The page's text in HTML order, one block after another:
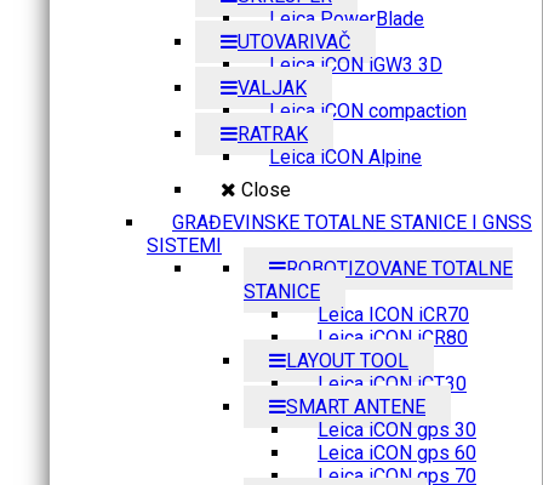
Leica PowerBlade
UTOVARIVAČ
Leica iCON iGW3 3D
VALJAK
Leica iCON compaction
RATRAK
Leica iCON Alpine
Close
GRAĐEVINSKE TOTALNE STANICE I GNSS
SISTEMI
ROBOTIZOVANE TOTALNE
STANICE
Leica ICON iCR70
Leica iCON iCR80
LAYOUT TOOL
Leica iCON iCT30
SMART ANTENE
Leica iCON gps 30
Leica iCON gps 60
Leica iCON gps 70